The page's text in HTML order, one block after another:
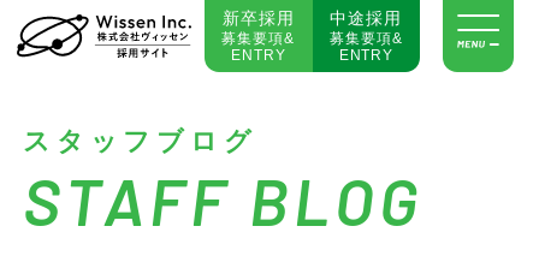
新卒採用
募集要項&
ENTRY
中途採用
募集要項&
ENTRY
スタッフブログ
STAFF BLOG